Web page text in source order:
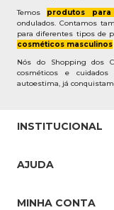
Temos produtos para
ondulados. Contamos
para diferentes tipos de
cosméticos masculinos
Nós do Shopping dos
cosméticos e
autoestima, já
INSTITUCIONAL
Pedidos Whatsapp
AJUDA
MINHA CONTA